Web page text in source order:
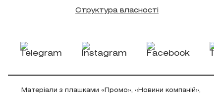
Структура власності
Матеріали з плашками «Промо», «Новини компаній»,